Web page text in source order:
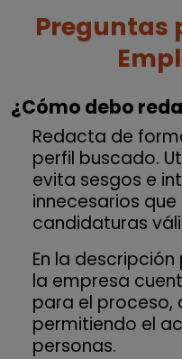
Preguntas
¿Cómo debo
Redacta de
perfil buscado.
evita sesgos e
innecesarios que
candidaturas
En la
la empresa
para el proceso,
permitiendo el
personas.